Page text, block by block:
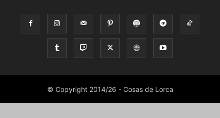
© Copyright 2014/26 - Cosas de Lorca